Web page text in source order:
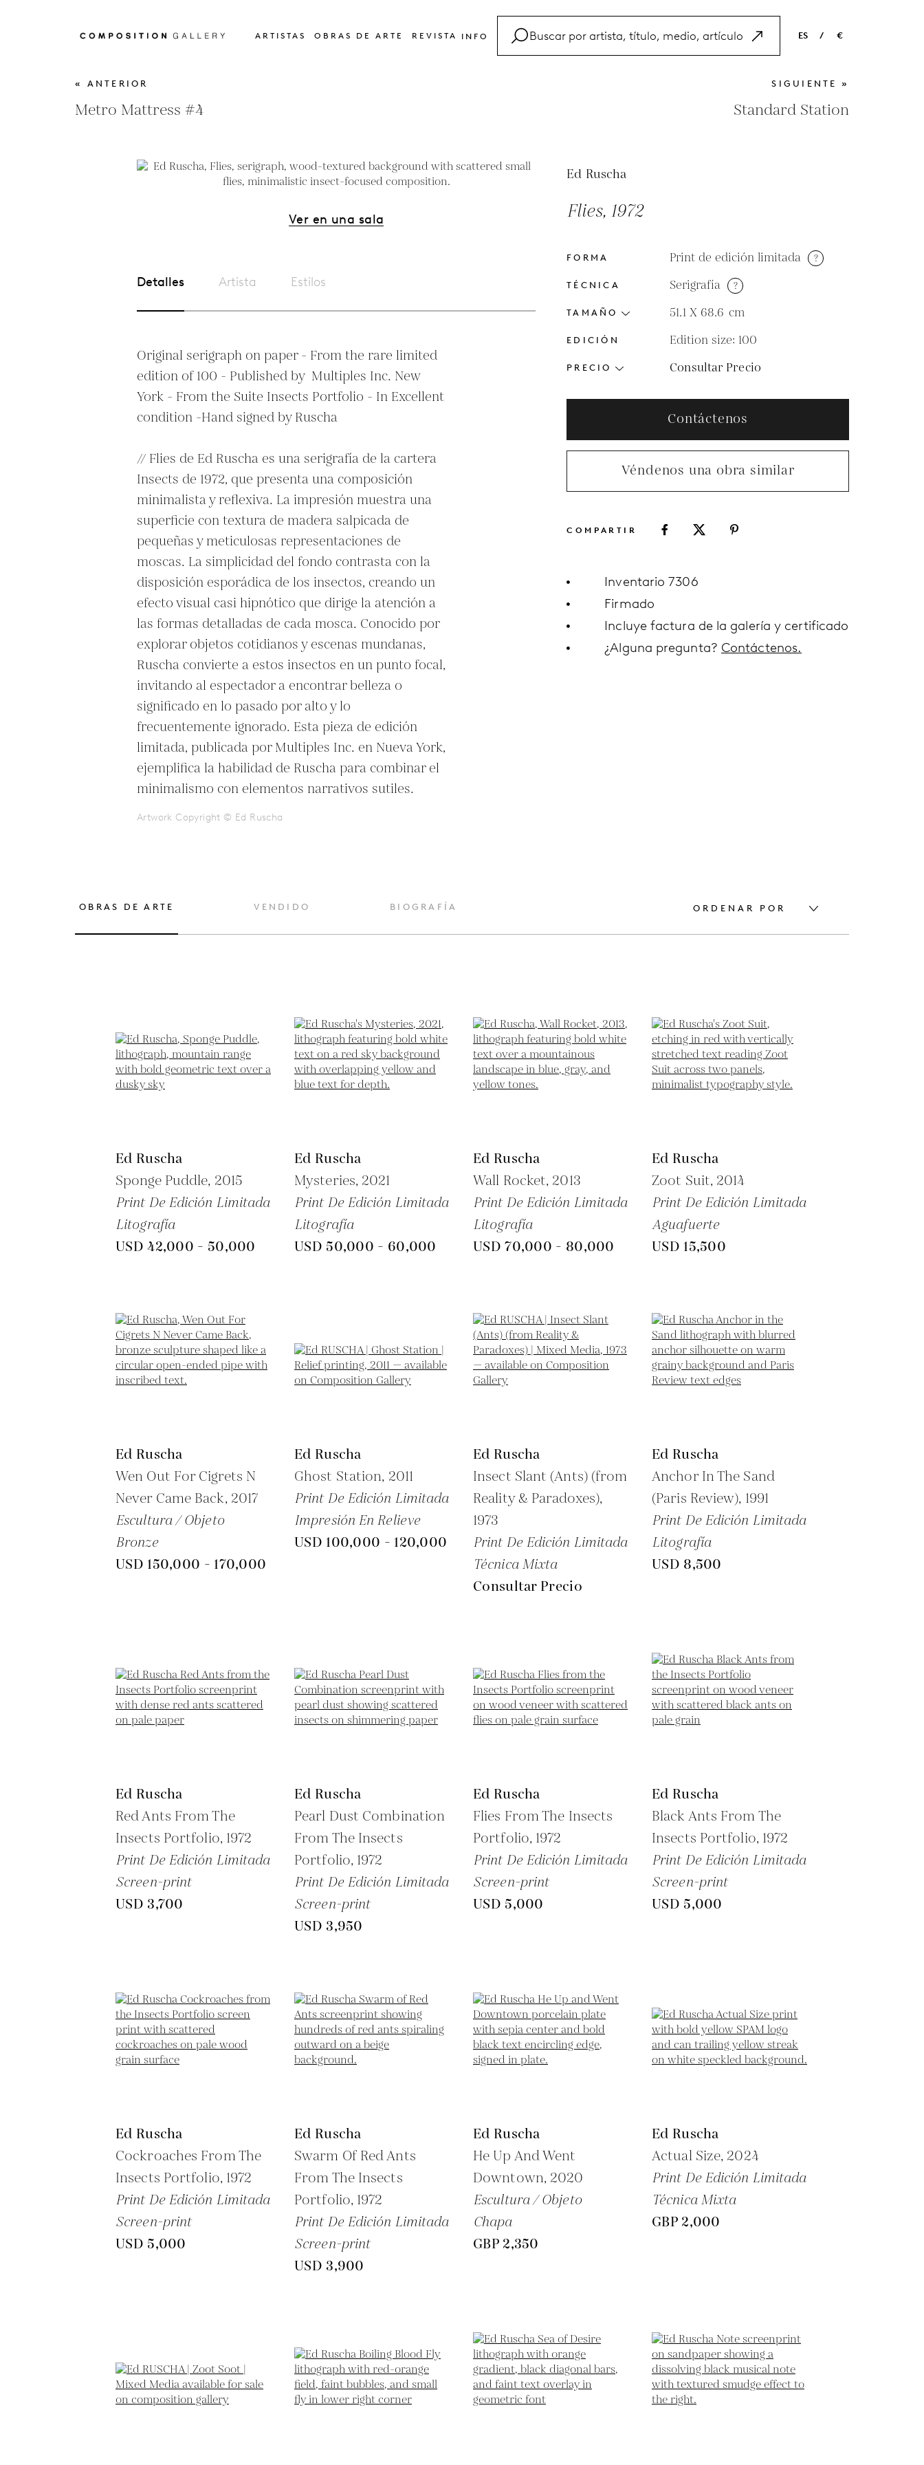
ARTISTAS OBRAS DE ARTE REVISTA INFO ES
NL
ES
/ €
EUR
GBP
« ANTERIOR
Metro Mattress #4
SIGUIENTE »
Standard Station
Ver en una sala
Detalles Artista Estilos
Original serigraph on paper - From the rare limited
edition of 100 - Published by  Multiples Inc. New
York - From the Suite Insects Portfolio - In Excellent
condition -Hand signed by Ruscha
// Flies de Ed Ruscha es una serigrafía de la cartera
Insects de 1972, que presenta una composición
minimalista y reflexiva. La impresión muestra una
superficie con textura de madera salpicada de
pequeñas y meticulosas representaciones de
moscas. La simplicidad del fondo contrasta con la
disposición esporádica de los insectos, creando un
efecto visual casi hipnótico que dirige la atención a
las formas detalladas de cada mosca. Conocido por
explorar objetos cotidianos y escenas mundanas,
Ruscha convierte a estos insectos en un punto focal,
invitando al espectador a encontrar belleza o
significado en lo pasado por alto y lo
frecuentemente ignorado. Esta pieza de edición
limitada, publicada por Multiples Inc. en Nueva York,
ejemplifica la habilidad de Ruscha para combinar el
minimalismo con elementos narrativos sutiles.
Artwork Copyright © Ed Ruscha
Ed Ruscha
Flies, 1972
FORMA Print de edición limitada ?
TÉCNICA Serigrafía ?
TAMAÑO 51.1 X 68.6 cm
EDICIÓN Edition size: 100
PRECIO Consultar Precio
Contáctenos
Véndenos una obra similar
COMPARTIR
Inventario 7306
Firmado
Incluye factura de la galería y certificado
¿Alguna pregunta? Contáctenos.
OBRAS DE ARTE VENDIDO BIOGRAFÍA ORDENAR POR
Ed Ruscha
Sponge Puddle, 2015
Print De Edición Limitada
Litografía
USD 42,000 - 50,000
Ed Ruscha
Mysteries, 2021
Print De Edición Limitada
Litografía
USD 50,000 - 60,000
Ed Ruscha
Wall Rocket, 2013
Print De Edición Limitada
Litografía
USD 70,000 - 80,000
Ed Ruscha
Zoot Suit, 2014
Print De Edición Limitada
Aguafuerte
USD 15,500
Ed Ruscha
Wen Out For Cigrets N
Never Came Back, 2017
Escultura / Objeto
Bronze
USD 150,000 - 170,000
Ed Ruscha
Ghost Station, 2011
Print De Edición Limitada
Impresión En Relieve
USD 100,000 - 120,000
Ed Ruscha
Insect Slant (Ants) (from
Reality & Paradoxes),
1973
Print De Edición Limitada
Técnica Mixta
Consultar Precio
Ed Ruscha
Anchor In The Sand
(Paris Review), 1991
Print De Edición Limitada
Litografía
USD 8,500
Ed Ruscha
Red Ants From The
Insects Portfolio, 1972
Print De Edición Limitada
Screen-print
USD 3,700
Ed Ruscha
Pearl Dust Combination
From The Insects
Portfolio, 1972
Print De Edición Limitada
Screen-print
USD 3,950
Ed Ruscha
Flies From The Insects
Portfolio, 1972
Print De Edición Limitada
Screen-print
USD 5,000
Ed Ruscha
Black Ants From The
Insects Portfolio, 1972
Print De Edición Limitada
Screen-print
USD 5,000
Ed Ruscha
Cockroaches From The
Insects Portfolio, 1972
Print De Edición Limitada
Screen-print
USD 5,000
Ed Ruscha
Swarm Of Red Ants
From The Insects
Portfolio, 1972
Print De Edición Limitada
Screen-print
USD 3,900
Ed Ruscha
He Up And Went
Downtown, 2020
Escultura / Objeto
Chapa
GBP 2,350
Ed Ruscha
Actual Size, 2024
Print De Edición Limitada
Técnica Mixta
GBP 2,000